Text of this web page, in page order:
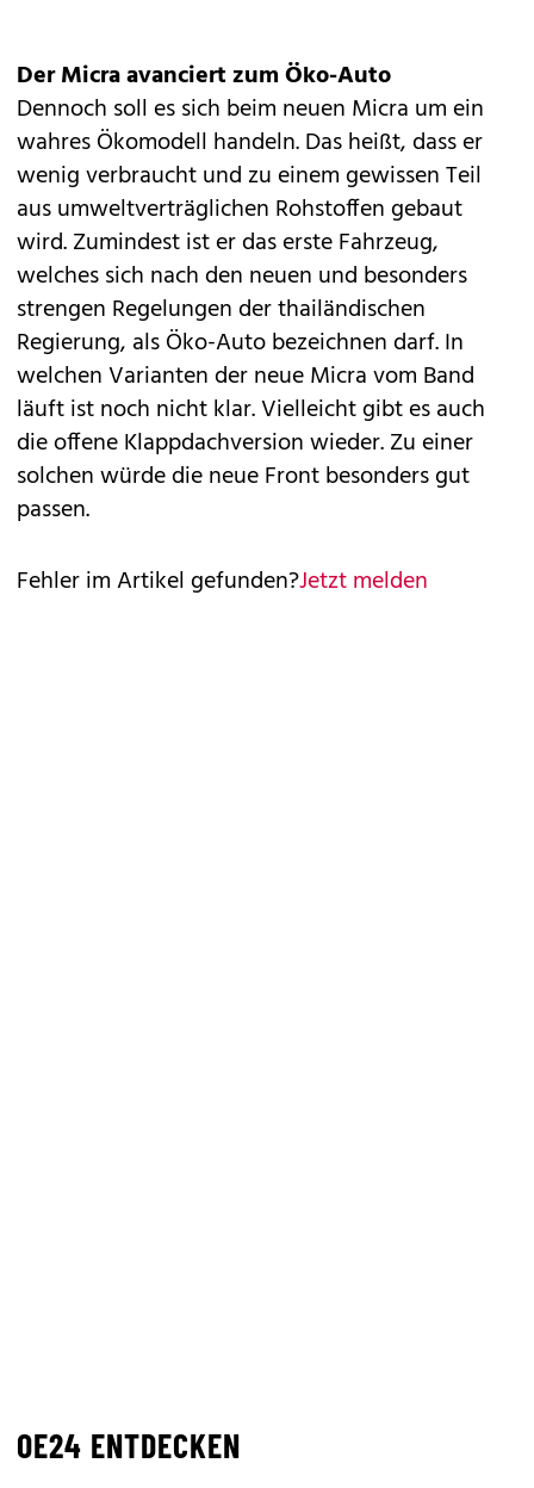
Der Micra avanciert zum Öko-Auto
Dennoch soll es sich beim neuen Micra um ein
wahres Ökomodell handeln. Das heißt, dass er
wenig verbraucht und zu einem gewissen Teil
aus umweltverträglichen Rohstoffen gebaut
wird. Zumindest ist er das erste Fahrzeug,
welches sich nach den neuen und besonders
strengen Regelungen der thailändischen
Regierung, als Öko-Auto bezeichnen darf. In
welchen Varianten der neue Micra vom Band
läuft ist noch nicht klar. Vielleicht gibt es auch
die offene Klappdachversion wieder. Zu einer
solchen würde die neue Front besonders gut
passen.
Fehler im Artikel gefunden?Jetzt melden
OE24 ENTDECKEN